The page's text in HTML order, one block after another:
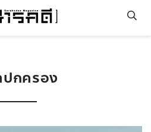
ปกครอง